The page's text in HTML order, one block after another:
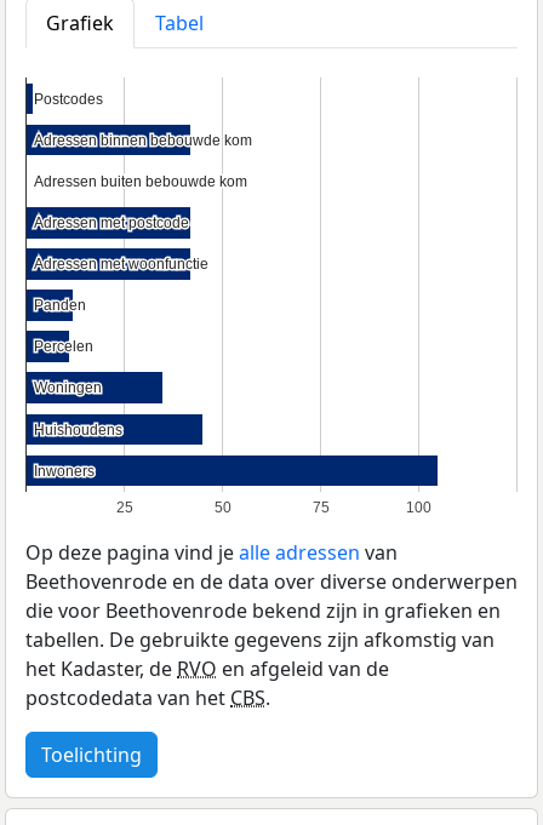
Grafiek
Tabel
25 50 75 100
Postcodes
Postcodes
Adressen binnen bebouwde kom
Adressen binnen bebouwde kom
Adressen buiten bebouwde kom
Adressen buiten bebouwde kom
Adressen met postcode
Adressen met postcode
Adressen met woonfunctie
Adressen met woonfunctie
Panden
Panden
Percelen
Percelen
Woningen
Woningen
Huishoudens
Huishoudens
Inwoners
Inwoners
Op deze pagina vind jealle adressen van
Beethovenrode en de data over diverse onderwerpen
die voor Beethovenrode bekend zijn in grafieken en
tabellen. De gebruikte gegevens zijn afkomstig van
het Kadaster, deRVO en afgeleid van de
postcodedata van hetCBS.
Toelichting